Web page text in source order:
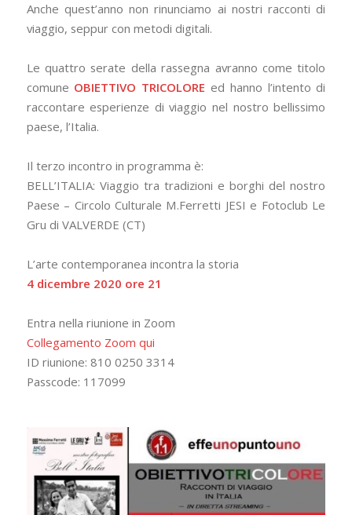
Anche quest’anno non rinunciamo ai nostri racconti di
viaggio, seppur con metodi digitali.
Le quattro serate della rassegna avranno come titolo
comune OBIETTIVO TRICOLORE ed hanno l’intento di
raccontare esperienze di viaggio nel nostro bellissimo
paese, l’Italia.
Il terzo incontro in programma è:
BELL’ITALIA: Viaggio tra tradizioni e borghi del nostro
Paese – Circolo Culturale M.Ferretti JESI e Fotoclub Le
Gru di VALVERDE (CT)
L’arte contemporanea incontra la storia
4 dicembre 2020 ore 21
Entra nella riunione in Zoom
Collegamento Zoom qui
ID riunione: 810 0250 3314
Passcode: 117099